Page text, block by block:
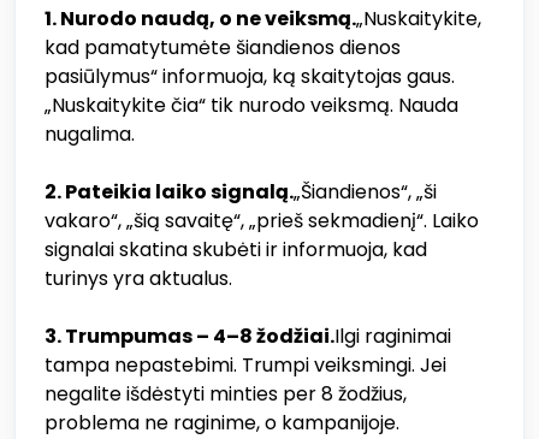
1. Nurodo naudą, o ne veiksmą.„Nuskaitykite,
kad pamatytumėte šiandienos dienos
pasiūlymus“ informuoja, ką skaitytojas gaus.
„Nuskaitykite čia“ tik nurodo veiksmą. Nauda
nugalima.
2. Pateikia laiko signalą.„Šiandienos“, „ši
vakaro“, „šią savaitę“, „prieš sekmadienį“. Laiko
signalai skatina skubėti ir informuoja, kad
turinys yra aktualus.
3. Trumpumas – 4–8 žodžiai.Ilgi raginimai
tampa nepastebimi. Trumpi veiksmingi. Jei
negalite išdėstyti minties per 8 žodžius,
problema ne raginime, o kampanijoje.